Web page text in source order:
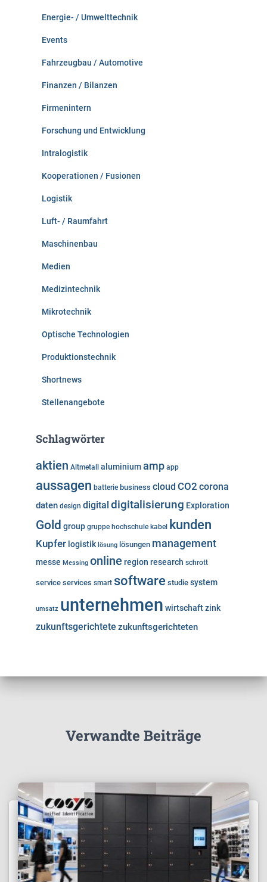
Energie- / Umwelttechnik
Events
Fahrzeugbau / Automotive
Finanzen / Bilanzen
Firmenintern
Forschung und Entwicklung
Intralogistik
Kooperationen / Fusionen
Logistik
Luft- / Raumfahrt
Maschinenbau
Medien
Medizintechnik
Mikrotechnik
Optische Technologien
Produktionstechnik
Shortnews
Stellenangebote
Schlagwörter
aktien Altmetall aluminiumamp app
aussagen batterie business cloud CO2 corona
daten design digital digitalisierung Exploration
Gold group gruppe hochschule kabel kunden
Kupfer logistik lösung lösungen management
messe Messing online region research schrott
service services smart software studie system
umsatz unternehmen wirtschaftzink
zukunftsgerichtete zukunftsgerichteten
Verwandte Beiträge